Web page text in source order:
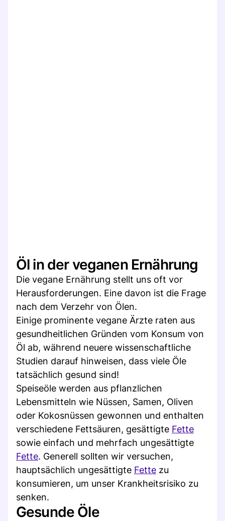
Öl in der veganen Ernährung
Die vegane Ernährung stellt uns oft vor
Herausforderungen. Eine davon ist die Frage
nach dem Verzehr von Ölen.
Einige prominente vegane Ärzte raten aus
gesundheitlichen Gründen vom Konsum von
Öl ab, während neuere wissenschaftliche
Studien darauf hinweisen, dass viele Öle
tatsächlich gesund sind!
Speiseöle werden aus pflanzlichen
Lebensmitteln wie Nüssen, Samen, Oliven
oder Kokosnüssen gewonnen und enthalten
verschiedene Fettsäuren, gesättigte Fette
sowie einfach und mehrfach ungesättigte
Fette. Generell sollten wir versuchen,
hauptsächlich ungesättigte Fette zu
konsumieren, um unser Krankheitsrisiko zu
senken.
Gesunde Öle